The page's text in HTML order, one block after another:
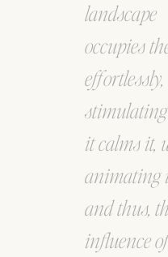
landscape
occupies
it calms it,
animating
and thus,
influence